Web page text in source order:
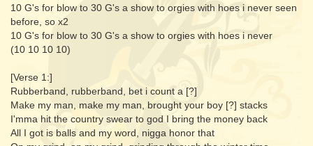
10 G's for blow to 30 G's a show to orgies with hoes i never seen
before, so x2
10 G's for blow to 30 G's a show to orgies with hoes i never
(10 10 10 10)
[Verse 1:]
Rubberband, rubberband, bet i count a [?]
Make my man, make my man, brought your boy [?] stacks
I'mma hit the country swear to god I bring the money back
All I got is balls and my word, nigga honor that